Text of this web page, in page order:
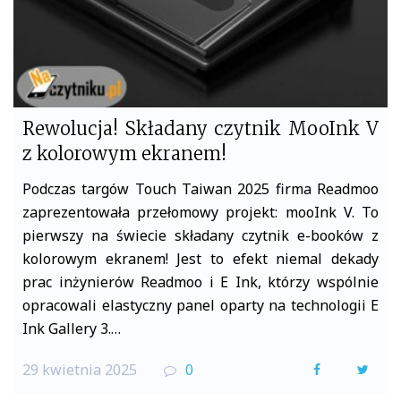
Rewolucja! Składany czytnik MooInk V
z kolorowym ekranem!
Podczas targów Touch Taiwan 2025 firma Readmoo
zaprezentowała przełomowy projekt: mooInk V. To
pierwszy na świecie składany czytnik e-booków z
kolorowym ekranem! Jest to efekt niemal dekady
prac inżynierów Readmoo i E Ink, którzy wspólnie
opracowali elastyczny panel oparty na technologii E
Ink Gallery 3.…
29 kwietnia 2025 0
F